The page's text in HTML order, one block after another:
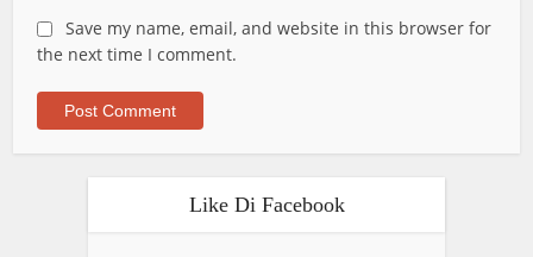
Save my name, email, and website in this browser for
the next time I comment.
Like Di Facebook